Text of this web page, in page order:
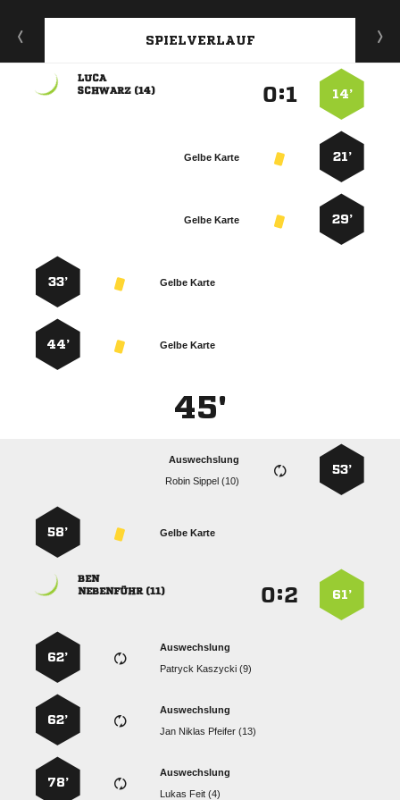
SPIELVERLAUF
14’
:

 
21’
Gelbe Karte
29’
Gelbe Karte
Gelbe Karte
33’
Gelbe Karte
44’
45'
53’
Auswechslung
  
Gelbe Karte
58’
61’
:

 
Auswechslung
  
62’
Auswechslung
   
62’
Auswechslung
  
78’